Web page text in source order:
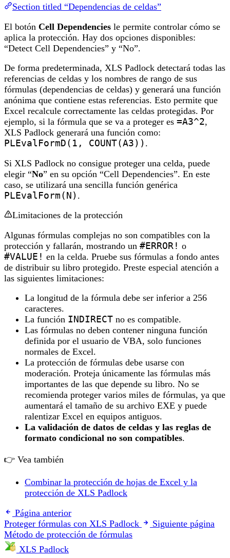
Section titled “Dependencias de celdas”
El botón Cell Dependencies le permite controlar cómo se
aplica la protección. Hay dos opciones disponibles:
“Detect Cell Dependencies” y “No”.
De forma predeterminada, XLS Padlock detectará todas las
referencias de celdas y los nombres de rango de sus
fórmulas (dependencias de celdas) y generará una función
anónima que contiene estas referencias. Esto permite que
Excel recalcule correctamente las celdas protegidas. Por
ejemplo, si la fórmula que se va a proteger es =A3^2,
XLS Padlock generará una función como:
PLEvalFormD(1, COUNT(A3)) .
Si XLS Padlock no consigue proteger una celda, puede
elegir “No” en su opción “Cell Dependencies”. En este
caso, se utilizará una sencilla función genérica
PLEvalForm(N) .
Limitaciones de la protección
Algunas fórmulas complejas no son compatibles con la
protección y fallarán, mostrando un #ERROR! o
#VALUE! en la celda. Pruebe sus fórmulas a fondo antes
de distribuir su libro protegido. Preste especial atención a
las siguientes limitaciones:
La longitud de la fórmula debe ser inferior a 256
caracteres.
La función INDIRECT no es compatible.
Las fórmulas no deben contener ninguna función
definida por el usuario de VBA, solo funciones
normales de Excel.
La protección de fórmulas debe usarse con
moderación. Proteja únicamente las fórmulas más
importantes de las que depende su libro. No se
recomienda proteger varios miles de fórmulas, ya que
aumentará el tamaño de su archivo EXE y puede
ralentizar Excel en equipos antiguos.
La validación de datos de celdas y las reglas de
formato condicional no son compatibles.
👉 Vea también
Combinar la protección de hojas de Excel y la
protección de XLS Padlock
Página anterior
Proteger fórmulas con XLS Padlock
Siguiente página
Método de protección de fórmulas
XLS Padlock